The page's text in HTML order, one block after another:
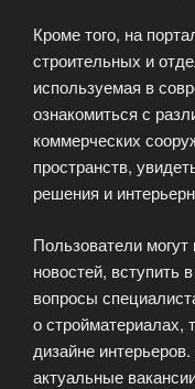
Кроме того, на
строительных и
используемая в
ознакомиться с
коммерческих
пространств,
решения и
Пользователи
новостей, вступить
вопросы
о стройматериалах,
дизайне
актуальные